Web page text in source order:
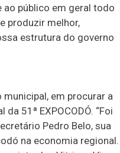
público em geral todo
produzir melhor,
estrutura do governo
em procurar a
51ª EXPOCODÓ. “Foi
Pedro Belo, sua
na economia regional.